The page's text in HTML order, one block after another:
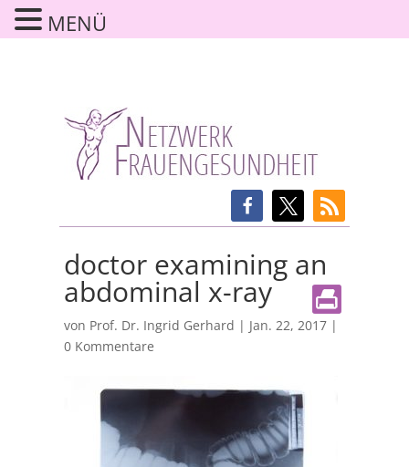
doctor examining an
abdominal x-ray
von Prof. Dr. Ingrid Gerhard | Jan. 22, 2017|
0 Kommentare
MENÜ